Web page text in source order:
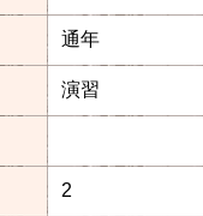
通年
演習
2